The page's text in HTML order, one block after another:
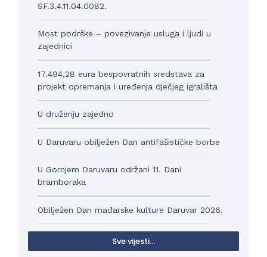
SF.3.4.11.04.0082.
Most podrške – povezivanje usluga i ljudi u
zajednici
17.494,28 eura bespovratnih sredstava za
projekt opremanja i uređenja dječjeg igrališta
U druženju zajedno
U Daruvaru obilježen Dan antifašističke borbe
U Gornjem Daruvaru održani 11. Dani
bramboraka
Obilježen Dan mađarske kulture Daruvar 2026.
Sve vijesti...